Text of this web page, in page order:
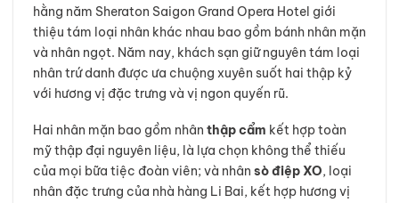
hằng năm Sheraton Saigon Grand Opera Hotel giới
thiệu tám loại nhân khác nhau bao gồm bánh nhân mặn
và nhân ngọt. Năm nay, khách sạn giữ nguyên tám loại
nhân trứ danh được ưa chuộng xuyên suốt hai thập kỷ
với hương vị đặc trưng và vị ngon quyến rũ.
Hai nhân mặn bao gồm nhân thập cẩm kết hợp toàn
mỹ thập đại nguyên liệu, là lựa chọn không thể thiếu
của mọi bữa tiệc đoàn viên; và nhân sò điệp XO, loại
nhân đặc trưng của nhà hàng Li Bai, kết hợp hương vị